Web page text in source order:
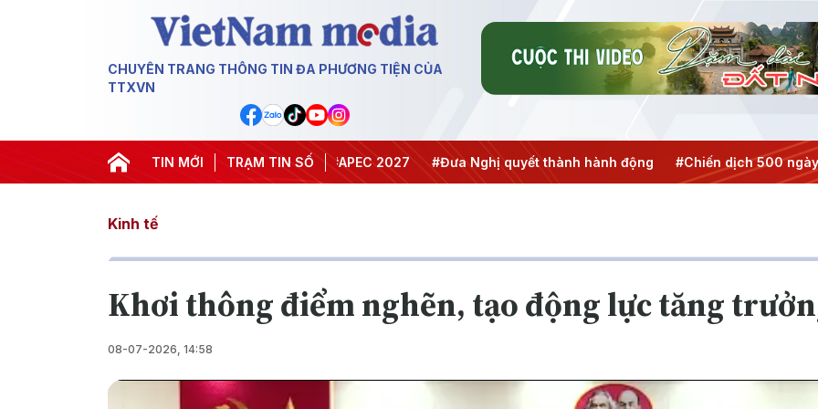
CHUYÊN TRANG THÔNG TIN ĐA PHƯƠNG TIỆN CỦA
TTXVN
TIN MỚI TRẠM TIN SỐ
#Hội nghị Trung ương 3 #APEC 2027 #Đưa Nghị quyết thành hành động #Chiến dịch 500 ngày đêm
Kinh tế
Khơi thông điểm nghẽn, tạo động lực tăng
08-07-2026, 14:58